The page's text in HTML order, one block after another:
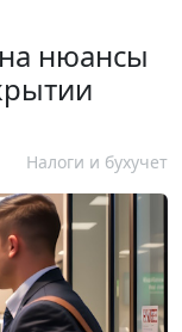
нюансы
Налоги и бухучет